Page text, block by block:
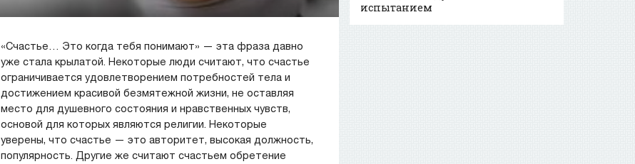
«Счастье… Это когда тебя понимают» — эта фраза давно
уже стала крылатой. Некоторые люди считают, что счастье
ограничивается удовлетворением потребностей тела и
достижением красивой безмятежной жизни, не оставляя
место для душевного состояния и нравственных чувств,
основой для которых являются религии. Некоторые
уверены, что счастье — это авторитет, высокая должность,
популярность. Другие же считают счастьем обретение
испытанием